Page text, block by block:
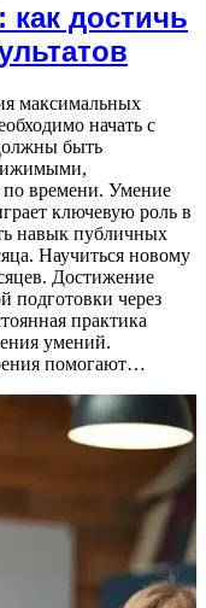
достичь
максимальных
начать с
быть
времени. Умение
ключевую роль в
навык публичных
Научиться новому
Достижение
подготовки через
практика
умений.
помогают…